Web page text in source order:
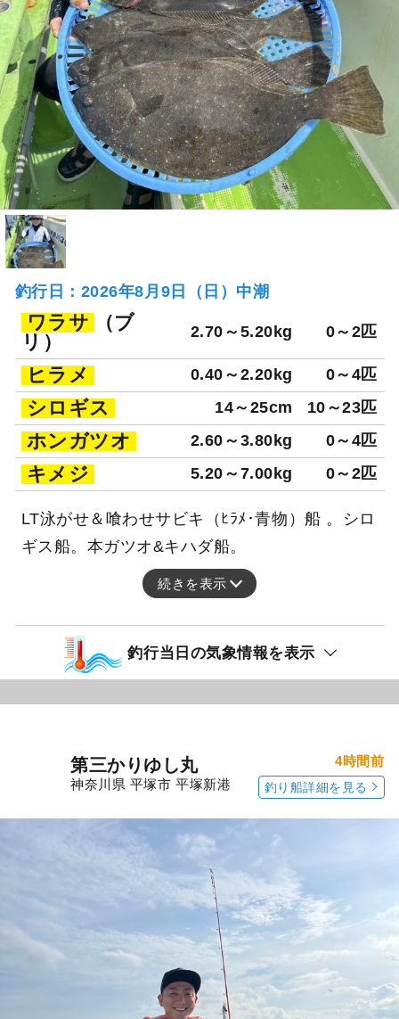
釣行日：2026年8月9日（日）中潮
ワラサ
（ブ
リ）
2.70～5.20kg 0～2匹
ヒラメ 0.40～2.20kg 0～4匹
シロギス 14～25cm 10～23匹
ホンガツオ 2.60～3.80kg 0～4匹
キメジ 5.20～7.00kg 0～2匹
LT泳がせ＆喰わせサビキ（ﾋﾗﾒ･青物）船 。シロ
ギス船。本ガツオ&キハダ船。
続きを表示
釣行当日の気象情報を表示
第三かりゆし丸
神奈川県 平塚市 平塚新港
4時間前
釣り船詳細を見る